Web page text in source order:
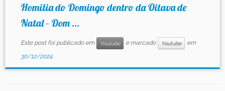
Homilia do Domingo dentro da Oitava de
Natal – Dom ...
Este post foi publicado em Youtube e marcado Youtube
em
30/12/2024